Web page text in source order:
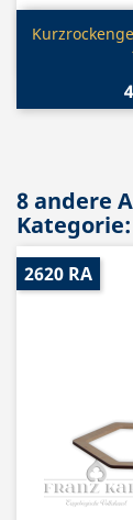

8 andere
Kategorie:
2620 RA